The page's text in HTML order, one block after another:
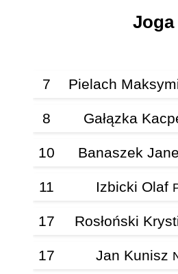
Joga
7 Pielach
8 Gałązka
10 Banaszek
11 Izbicki Olaf
17 Rosłoński
17 Jan Kunisz